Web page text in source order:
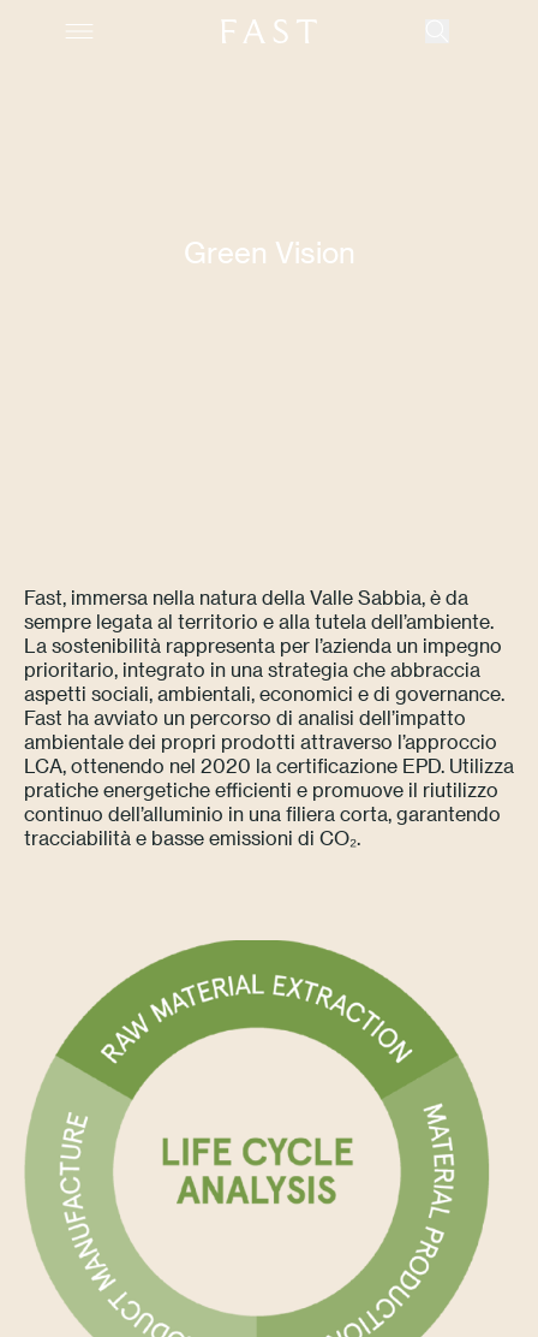
Collezioni
Professionisti
Store locator
EN IT
Green Vision
Fast, immersa nella natura della Valle Sabbia, è da
sempre legata al territorio e alla tutela dell’ambiente.
La sostenibilità rappresenta per l’azienda un impegno
prioritario, integrato in una strategia che abbraccia
aspetti sociali, ambientali, economici e di governance.
Fast ha avviato un percorso di analisi dell’impatto
ambientale dei propri prodotti attraverso l’approccio
LCA, ottenendo nel 2020 la certificazione EPD. Utilizza
pratiche energetiche efficienti e promuove il riutilizzo
continuo dell’alluminio in una filiera corta, garantendo
tracciabilità e basse emissioni di CO₂.